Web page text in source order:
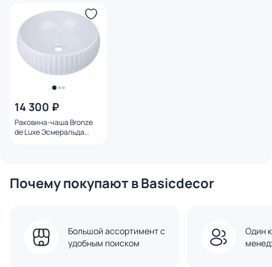
14 300 ₽
Раковина-чаша Bronze
de Luxe Эсмеральда
Почему покупают в Basicdecor
Большой ассортимент с
удобным поиском
Один